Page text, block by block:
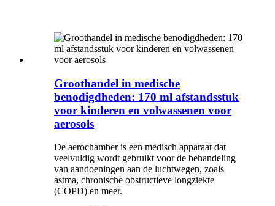
Groothandel in medische
benodigdheden: 170 ml afstandsstuk
voor kinderen en volwassenen voor
aerosols
De aerochamber is een medisch apparaat dat
veelvuldig wordt gebruikt voor de behandeling
van aandoeningen aan de luchtwegen, zoals
astma, chronische obstructieve longziekte
(COPD) en meer.